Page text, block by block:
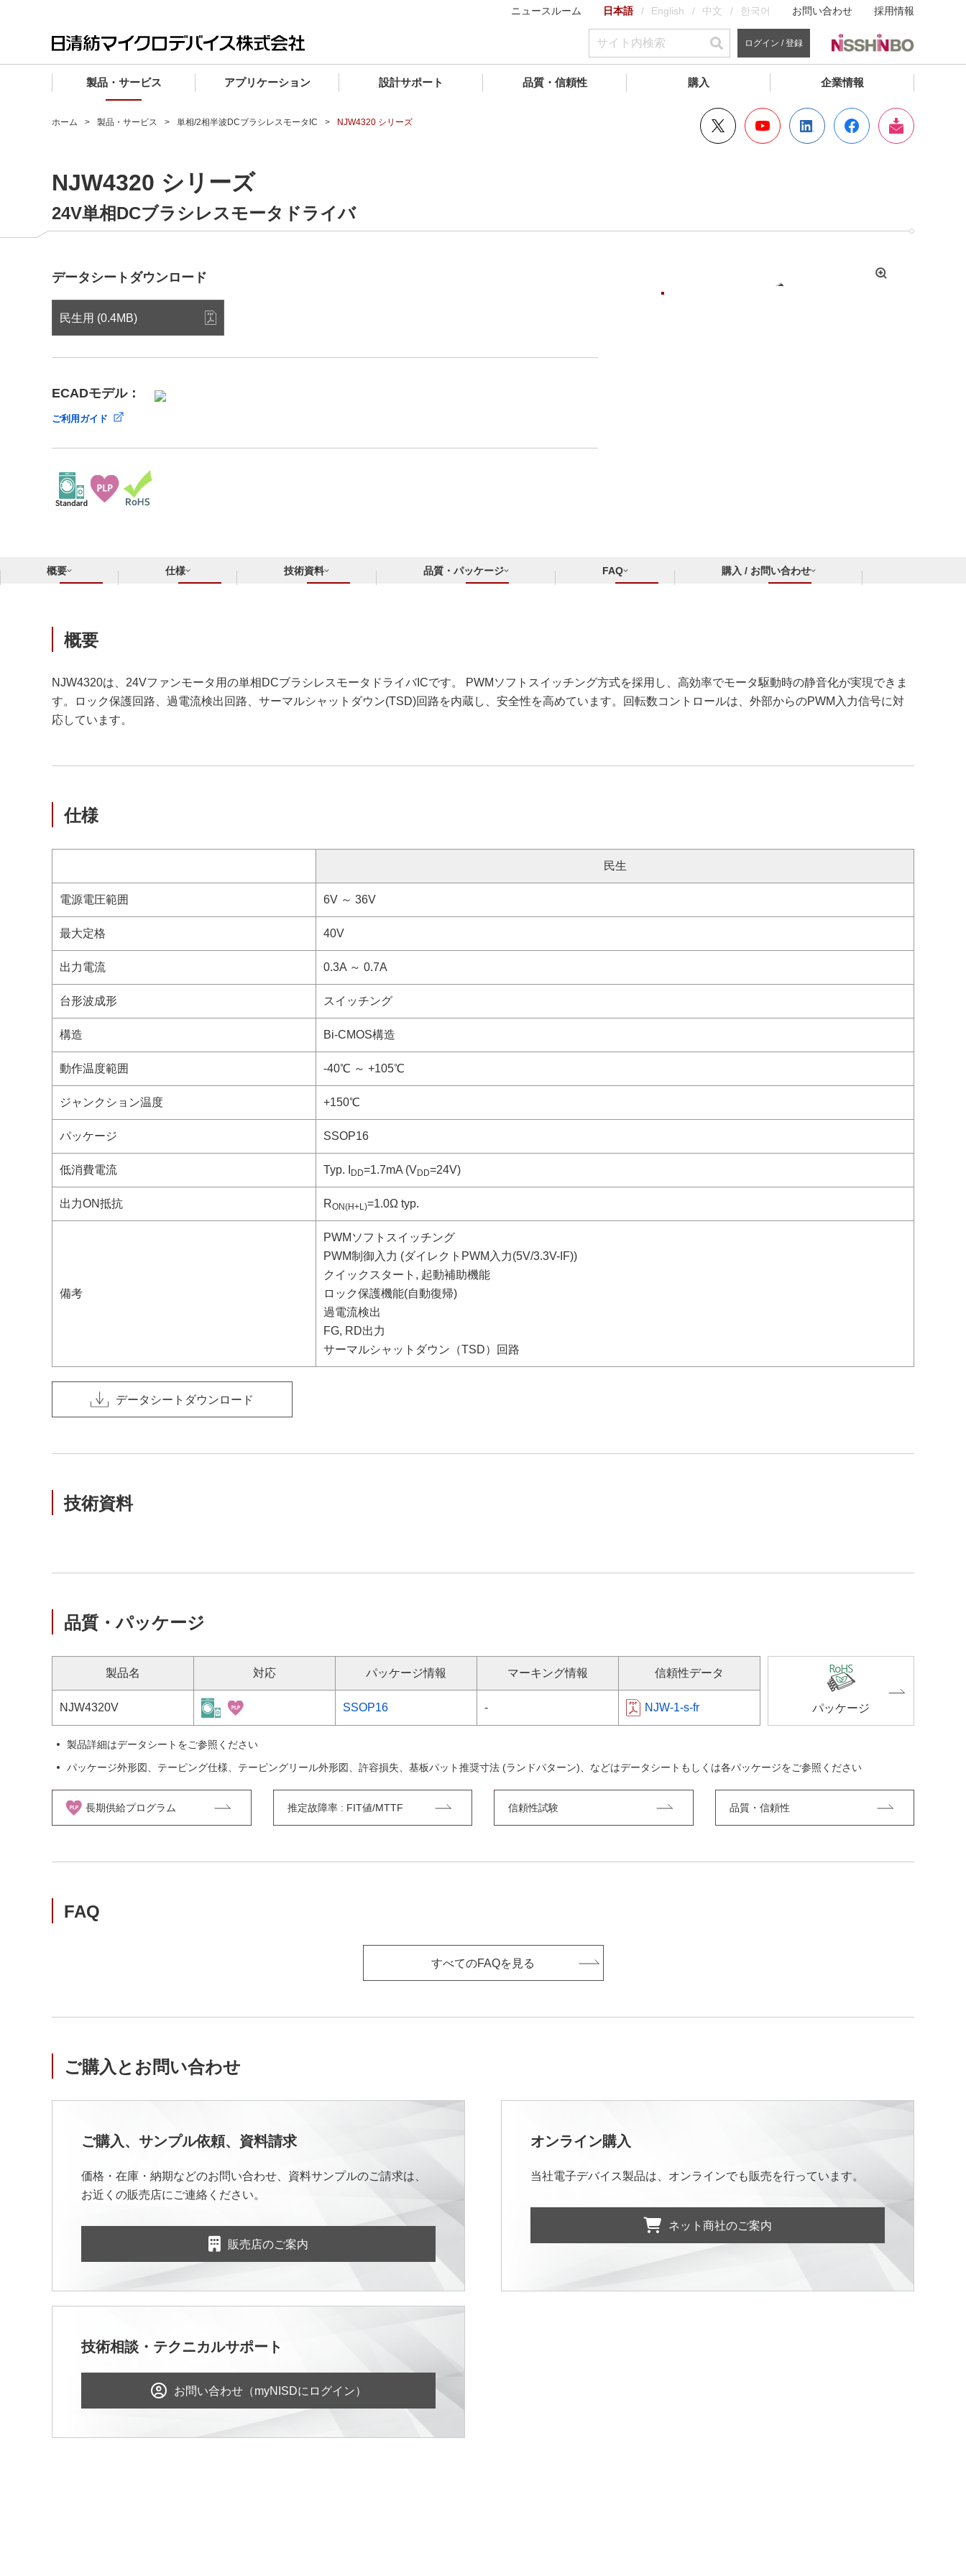
ニュースルーム 日本語 English 中文 한국어 お問い合わせ 採用情報
ログイン / 登録
製品・サービス
マイクロ波製品
ファウンドリサービス
MUSESオフィシャルWebサイト
クロスリファレンス検索
アプリケーション
車載機器向けIC
産業機器向けIC
設計サポート
マイクロ波製品
設計フローから探す (電子デバイス)
品質・信頼性
電子デバイス製品
マイクロ波製品
購入
マイクロ波製品
企業情報
企業理念
会社概要
サステナビリティ
ホーム 製品・サービス 単相/2相半波DCブラシレスモータIC NJW4320 シリーズ
NJW4320 シリーズ
24V単相DCブラシレスモータドライバ
データシートダウンロード
民生用 (0.4MB)
ECADモデル：
ご利用ガイド
拡
概要 仕様 技術資料 品質・パッケージ FAQ 購入 / お問い合わせ
概要
NJW4320は、24Vファンモータ用の単相DCブラシレスモータドライバICです。 PWMソフトスイッチング方式を採用し、高効率でモータ駆動時の静音化が実現できま
す。ロック保護回路、過電流検出回路、サーマルシャットダウン(TSD)回路を内蔵し、安全性を高めています。回転数コントロールは、外部からのPWM入力信号に対
応しています。
仕様
民生
電源電圧範囲 6V ～ 36V
最大定格 40V
出力電流 0.3A ～ 0.7A
台形波成形 スイッチング
構造 Bi-CMOS構造
動作温度範囲 -40℃ ～ +105℃
ジャンクション温度 +150℃
パッケージ SSOP16
低消費電流 Typ. I DD=1.7mA (VDD=24V)
出力ON抵抗 RON(H+L)=1.0Ω typ.
備考
PWMソフトスイッチング
PWM制御入力 (ダイレクトPWM入力(5V/3.3V-IF))
クイックスタート, 起動補助機能
ロック保護機能(自動復帰)
過電流検出
FG, RD出力
サーマルシャットダウン（TSD）回路
データシートダウンロード
技術資料
品質・パッケージ
製品名 対応 パッケージ情報 マーキング情報 信頼性データ
NJW4320V SSOP16 - NJW-1-s-fr パッケージ
製品詳細はデータシートをご参照ください
パッケージ外形図、テーピング仕様、テーピングリール外形図、許容損失、基板パット推奨寸法 (ランドパターン)、などはデータシートもしくは各パッケージをご参照ください
長期供給プログラム 推定故障率 : FIT値/MTTF 信頼性試験 品質・信頼性
FAQ
すべてのFAQを見る
ご購入とお問い合わせ
ご購入、サンプル依頼、資料請求
価格・在庫・納期などのお問い合わせ、資料サンプルのご請求は、
お近くの販売店にご連絡ください。
販売店のご案内
オンライン購入
当社電子デバイス製品は、オンラインでも販売を行っています。
ネット商社のご案内
技術相談・テクニカルサポート
お問い合わせ（myNISDにログイン）